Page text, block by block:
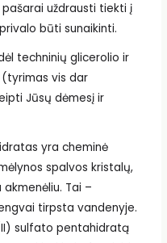
uždrausti tiekti į
būti sunaikinti.
techninių glicerolio ir
vis dar
Jūsų dėmesį ir
yra cheminė
spalvos kristalų,
Tai –
tirpsta vandenyje.
sulfato pentahidratą